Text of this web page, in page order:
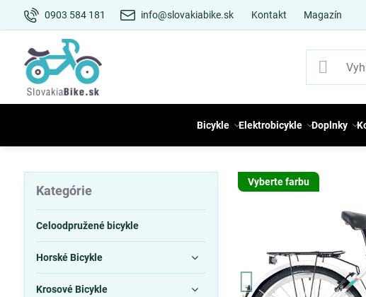
0903 584 181 info@slovakiabike.sk Kontakt Magazín
Bicykle Elektrobicykle Doplnky
Vyberte farbu
Kategórie
Celoodpružené bicykle
Horské Bicykle
Krosové Bicykle